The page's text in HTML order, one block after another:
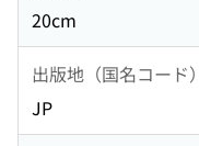
20cm
出版地（国名コード）
JP